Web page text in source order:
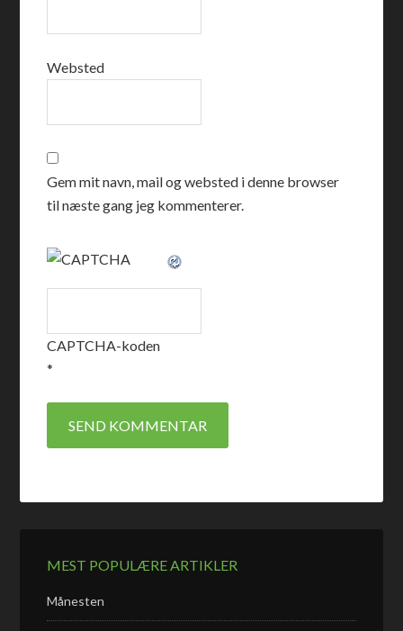
Websted
Gem mit navn, mail og websted i denne browser
til næste gang jeg kommenterer.
CAPTCHA-koden
*
MEST POPULÆRE ARTIKLER
Månesten